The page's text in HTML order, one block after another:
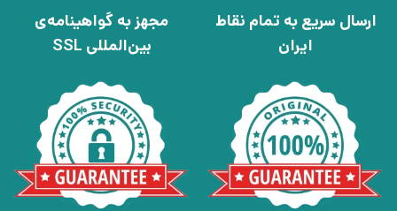
ارسال سریع به تمام نقاط
ایران
مجهز به گواهینامه‌ی
بین‌المللی SSL